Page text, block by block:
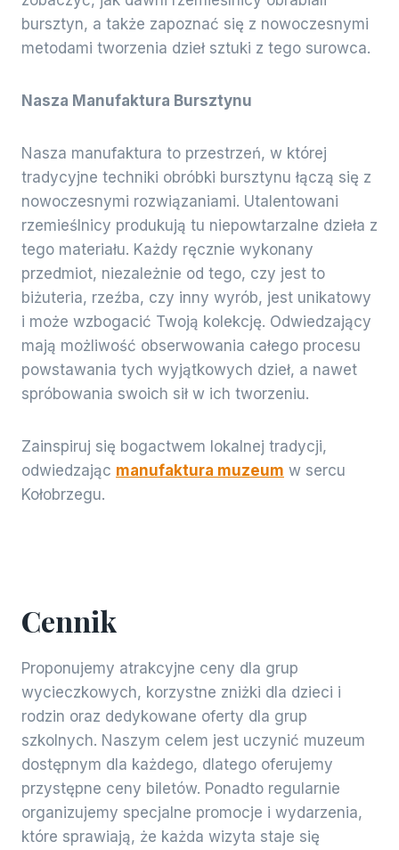
bursztyn, a także zapoznać się z nowoczesnymi
metodami tworzenia dzieł sztuki z tego surowca.
Nasza Manufaktura Bursztynu
Nasza manufaktura to przestrzeń, w której
tradycyjne techniki obróbki bursztynu łączą się z
nowoczesnymi rozwiązaniami. Utalentowani
rzemieślnicy produkują tu niepowtarzalne dzieła z
tego materiału. Każdy ręcznie wykonany
przedmiot, niezależnie od tego, czy jest to
biżuteria, rzeźba, czy inny wyrób, jest unikatowy
i może wzbogacić Twoją kolekcję. Odwiedzający
mają możliwość obserwowania całego procesu
powstawania tych wyjątkowych dzieł, a nawet
spróbowania swoich sił w ich tworzeniu.
Zainspiruj się bogactwem lokalnej tradycji,
odwiedzając manufaktura muzeum w sercu
Kołobrzegu.
Cennik
Proponujemy atrakcyjne ceny dla grup
wycieczkowych, korzystne zniżki dla dzieci i
rodzin oraz dedykowane oferty dla grup
szkolnych. Naszym celem jest uczynić muzeum
dostępnym dla każdego, dlatego oferujemy
przystępne ceny biletów. Ponadto regularnie
organizujemy specjalne promocje i wydarzenia,
które sprawiają, że każda wizyta staje się